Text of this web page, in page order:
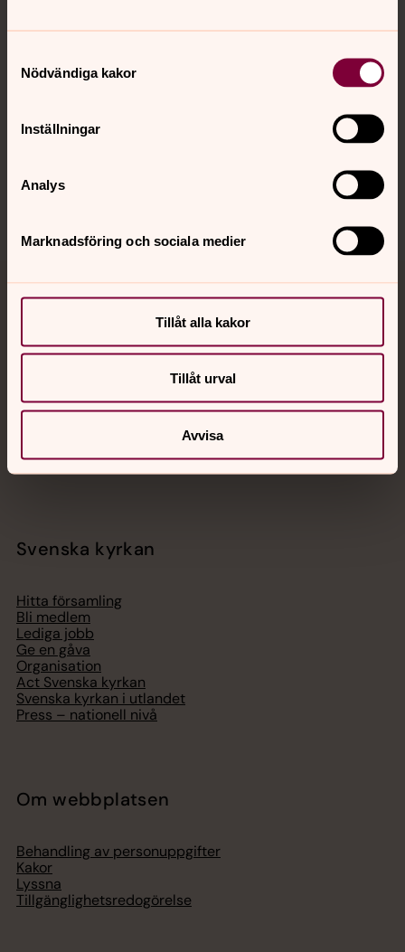
Nödvändiga kakor
Inställningar
Analys
Marknadsföring och sociala medier
Tillåt alla kakor
Tillåt urval
Avvisa
Kalender
Jourhavande präst
Akut samtals- och krisstöd. Prata eller chatta anonymt
Chatt
Telefon 112
Svenska kyrkan
Hitta församling
Bli medlem
Lediga jobb
Ge en gåva
Organisation
Act Svenska kyrkan
Svenska kyrkan i utlandet
Press – nationell nivå
Om webbplatsen
Behandling av personuppgifter
Kakor
Lyssna
Tillgänglighetsredogörelse